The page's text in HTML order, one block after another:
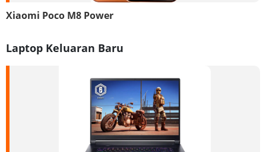
Xiaomi Poco M8 Power
Laptop Keluaran Baru